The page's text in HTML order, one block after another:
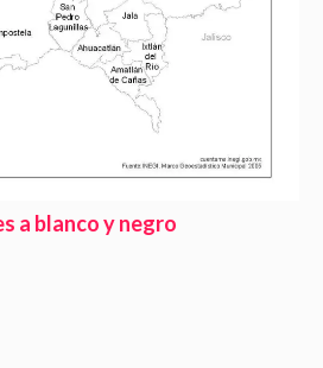
a blanco y negro